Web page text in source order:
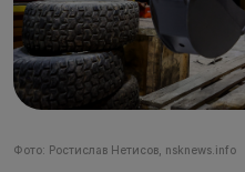
Фото: Ростислав Нетисов, nsknews.info